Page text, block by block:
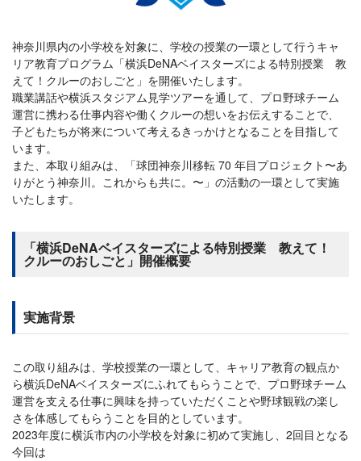
神奈川県内の小学校を対象に、学校の授業の一環として行うキャ
リア教育プログラム「横浜DeNAベイスターズによる特別授業 教
えて！クルーのおしごと」を開催いたします。
職業講話や横浜スタジアム見学ツアーを通して、プロ野球チーム
運営に携わる仕事内容や働くクルーの想いをお伝えすることで、
子どもたちが将来について考えるきっかけとなることを目指して
います。
また、本取り組みは、「球団神奈川移転 70 年目プロジェクト〜あ
りがとう神奈川。これからも共に。〜」の活動の一環として実施
いたします。
「横浜DeNAベイスターズによる特別授業 教えて！
クルーのおしごと」開催概要
実施背景
この取り組みは、学校授業の一環として、キャリア教育の観点か
ら横浜DeNAベイスターズにふれてもらうことで、プロ野球チーム
運営を支える仕事に興味を持っていただくことや野球観戦の楽し
さを体感してもらうことを目的としています。
2023年度に横浜市内の小学校を対象に初めて実施し、2回目となる
今回は